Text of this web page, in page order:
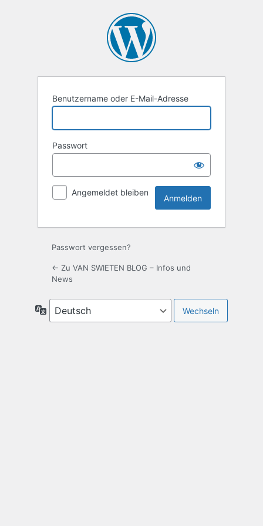
Benutzername oder E-Mail-Adresse
Passwort
Angemeldet bleiben
Passwort vergessen?
← Zu VAN SWIETEN BLOG – Infos und
News
Sprache